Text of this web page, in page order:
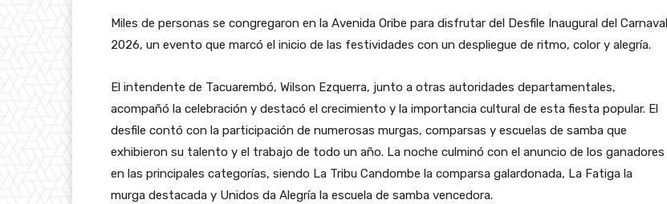
Miles de personas se congregaron en la Avenida Oribe para disfrutar del Desfile Inaugural del Carnaval
2026, un evento que marcó el inicio de las festividades con un despliegue de ritmo, color y alegría.
El intendente de Tacuarembó, Wilson Ezquerra, junto a otras autoridades departamentales,
acompañó la celebración y destacó el crecimiento y la importancia cultural de esta fiesta popular. El
desfile contó con la participación de numerosas murgas, comparsas y escuelas de samba que
exhibieron su talento y el trabajo de todo un año. La noche culminó con el anuncio de los ganadores
en las principales categorías, siendo La Tribu Candombe la comparsa galardonada, La Fatiga la
murga destacada y Unidos da Alegría la escuela de samba vencedora.